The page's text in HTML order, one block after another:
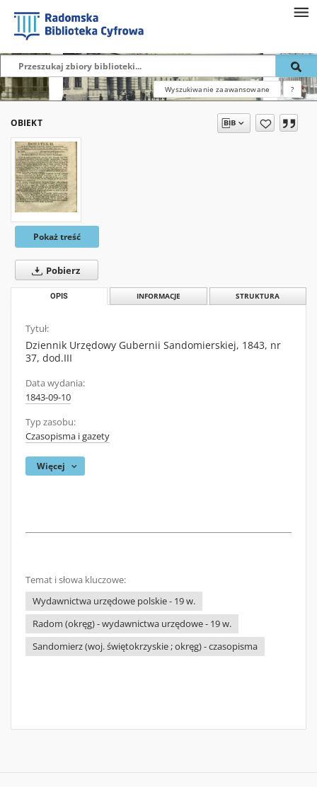
Wyszukiwanie zaawansowane ?
OBIEKT
Pokaż treść
Pobierz
OPIS INFORMACJE STRUKTURA
Tytuł:
Dziennik Urzędowy Gubernii Sandomierskiej, 1843, nr
37, dod.III
Data wydania:
1843-09-10
Typ zasobu:
Czasopisma i gazety
Więcej
Temat i słowa kluczowe:
Wydawnictwa urzędowe polskie - 19 w.
Radom (okręg) - wydawnictwa urzędowe - 19 w.
Sandomierz (woj. świętokrzyskie ; okręg) - czasopisma